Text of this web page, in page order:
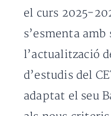
el curs 2025-
s’esmenta
l’actualització
d’estudis del
adaptat el seu